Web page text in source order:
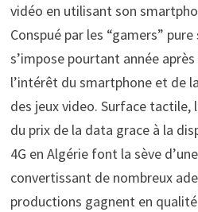
vidéo en utilisant son
Conspué par les “gamers”
s’impose pourtant année
l’intérêt du smartphone et de
des jeux video. Surface tactile,
du prix de la data grace à la
4G en Algérie font la sève
convertissant de nombreux
productions gagnent en